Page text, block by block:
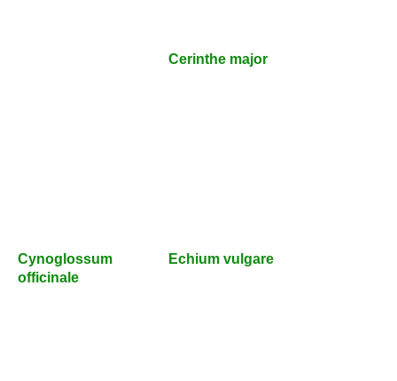
Cerinthe major
Cynoglossum
officinale
Echium vulgare